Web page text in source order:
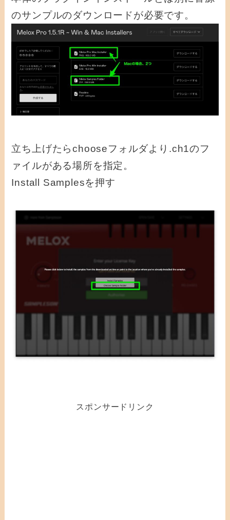
のサンプルのダウンロードが必要です。
立ち上げたらchooseフォルダより.ch1のフ
ァイルがある場所を指定。
Install Samplesを押す
スポンサードリンク